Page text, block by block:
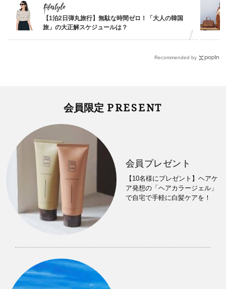
Lifestyle
【1泊2日弾丸旅行】無駄な時間ゼロ！「大人の韓国
旅」の大正解スケジュールは？
Recommended by
会員限定 PRESENT
会員プレゼント
【10名様にプレゼント】ヘアケ
ア発想の「ヘアカラージェル」
で自宅で手軽に白髪ケアを！